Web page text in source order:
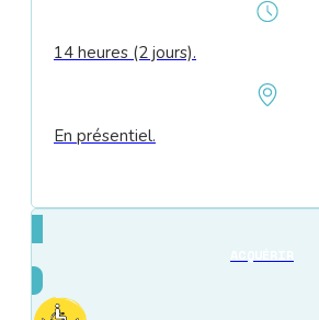
14 heures (2 jours).
En présentiel.